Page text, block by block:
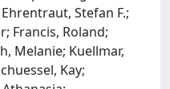
Stefan F.;
Francis, Roland;
Melanie; Kuellmar,
Kay;